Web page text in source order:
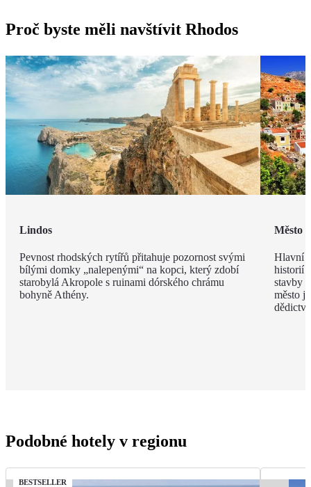
Proč byste měli navštívit Rhodos
Lindos
Pevnost rhodských rytířů přitahuje pozornost svými
bílými domky „nalepenými“ na kopci, který zdobí
starobylá Akropole s ruinami dórského chrámu
bohyně Athény.
Město
Hlavní
historií
stavby
město
Podobné hotely v regionu
BESTSELLER